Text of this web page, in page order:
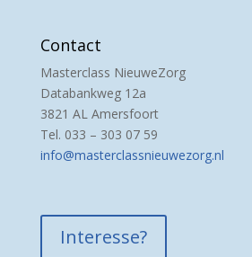
Contact
Masterclass NieuweZorg
Databankweg 12a
3821 AL Amersfoort
Tel. 033 – 303 07 59
info@masterclassnieuwezorg.nl
Interesse?